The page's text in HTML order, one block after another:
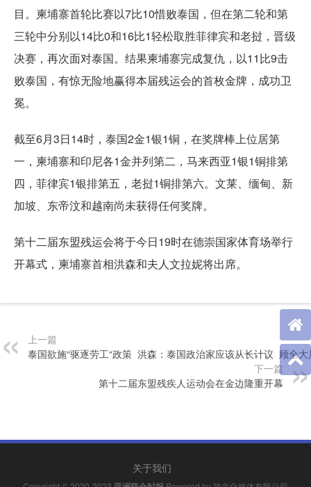
目。柬埔寨首轮比赛以7比10惜败泰国，但在第二轮和第
三轮中分别以14比0和16比1轻松取胜菲律宾和老挝，晋级
决赛，再次面对泰国。结果柬埔寨完成复仇，以11比9击
败泰国，有惊无险地赢得本届残运会的首枚金牌，成功卫
冕。
截至6月3日14时，泰国2金1银1铜，在奖牌棒上位居第
一，柬埔寨和印尼各1金并列第二，马来西亚1银1铜排第
四，菲律宾1银排第五，老挝1铜排第六。文莱、缅甸、新
加坡、东帝汶和越南尚未获得任何奖牌。
第十二届东盟残运会将于今日19时在德崇国家体育场举行
开幕式，柬埔寨首相洪森和夫人文拉妮将出席。
上一篇
泰国欲施“驱逐劳工“政策 洪森：泰国政治家应该从长计议 顾全大
下一篇
第十二届东盟残疾人运动会在金边隆重开幕
关于我们